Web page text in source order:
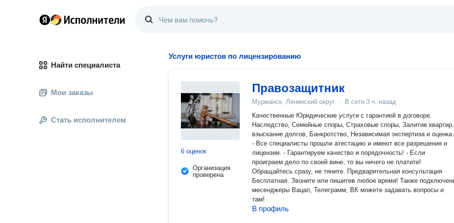
Найти специалиста
Мои заказы
Стать исполнителем
Услуги юристов по лицензированию
6 оценок
Организация
проверена
Правозащитник
Мурманск, Ленинский округ · В сети 3 ч. назад
Качественные Юридические услуги с гарантией в договоре.
Наследство, Семейные споры, Страховые споры, Залитие квартир,
взыскание долгов, Банкротство, Независимая экспертиза и оценка.
- Все специалисты прошли атестацию и имеют все разрешения и
лицензии. - Гарантируем качество и порядочность! - Если
проиграем дело по своей вине, то вы ничего не платите!
Обращайтесь сразу, не тяните. Предварительная консультация
Бесплатная. Звоните или пишитев любое время! Также подключены
месенджеры Вацап, Телеграмм, ВК можете задавать вопросы и
там!
В профиль